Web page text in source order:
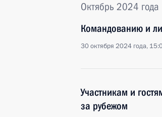
Октябрь 2024 года
Командованию и
30 октября 2024 года,
Участникам и
за рубежом